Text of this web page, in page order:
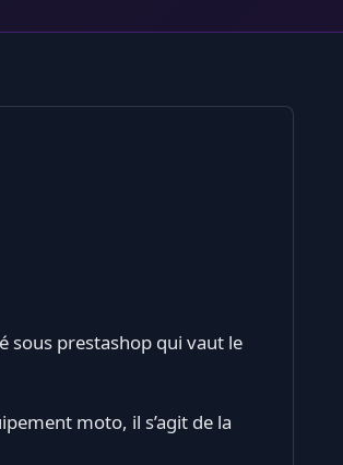
sous prestashop qui vaut le
moto, il s’agit de la